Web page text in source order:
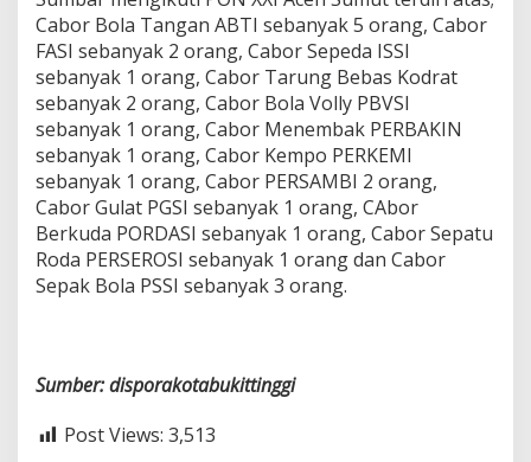
Cabor Bola Tangan ABTI sebanyak 5 orang, Cabor
FASI sebanyak 2 orang, Cabor Sepeda ISSI
sebanyak 1 orang, Cabor Tarung Bebas Kodrat
sebanyak 2 orang, Cabor Bola Volly PBVSI
sebanyak 1 orang, Cabor Menembak PERBAKIN
sebanyak 1 orang, Cabor Kempo PERKEMI
sebanyak 1 orang, Cabor PERSAMBI 2 orang,
Cabor Gulat PGSI sebanyak 1 orang, CAbor
Berkuda PORDASI sebanyak 1 orang, Cabor Sepatu
Roda PERSEROSI sebanyak 1 orang dan Cabor
Sepak Bola PSSI sebanyak 3 orang.
Sumber: disporakotabukittinggi
Post Views: 3,513